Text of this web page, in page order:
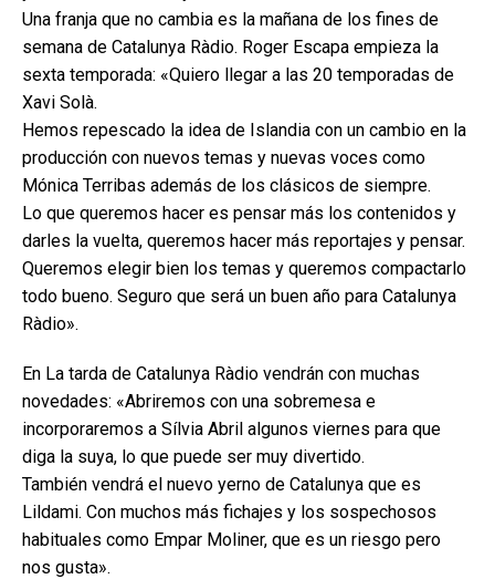
Una franja que no cambia es la mañana de los fines de
semana de Catalunya Ràdio. Roger Escapa empieza la
sexta temporada: «Quiero llegar a las 20 temporadas de
Xavi Solà.
Hemos repescado la idea de Islandia con un cambio en la
producción con nuevos temas y nuevas voces como
Mónica Terribas además de los clásicos de siempre.
Lo que queremos hacer es pensar más los contenidos y
darles la vuelta, queremos hacer más reportajes y pensar.
Queremos elegir bien los temas y queremos compactarlo
todo bueno. Seguro que será un buen año para Catalunya
Ràdio».
En La tarda de Catalunya Ràdio vendrán con muchas
novedades: «Abriremos con una sobremesa e
incorporaremos a Sílvia Abril algunos viernes para que
diga la suya, lo que puede ser muy divertido.
También vendrá el nuevo yerno de Catalunya que es
Lildami. Con muchos más fichajes y los sospechosos
habituales como Empar Moliner, que es un riesgo pero
nos gusta».